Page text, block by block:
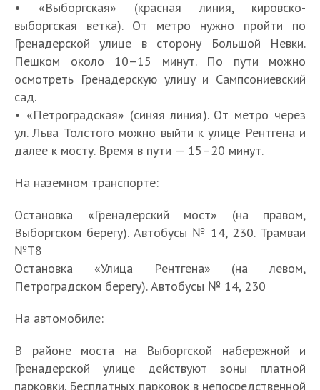
• «Выборгская» (красная линия, кировско-
выборгская ветка). От метро нужно пройти по
Гренадерской улице в сторону Большой Невки.
Пешком около 10–15 минут. По пути можно
осмотреть Гренадерскую улицу и Сампсониевский
сад.
• «Петроградская» (синяя линия). От метро через
ул. Льва Толстого можно выйти к улице Рентгена и
далее к мосту. Время в пути — 15–20 минут.
На наземном транспорте:
Остановка «Гренадерский мост» (на правом,
Выборгском берегу). Автобусы № 14, 230. Трамваи
№Т8
Остановка «Улица Рентгена» (на левом,
Петроградском берегу). Автобусы № 14, 230
На автомобиле:
В районе моста на Выборгской набережной и
Гренадерской улице действуют зоны платной
парковки. Бесплатных парковок в непосредственной